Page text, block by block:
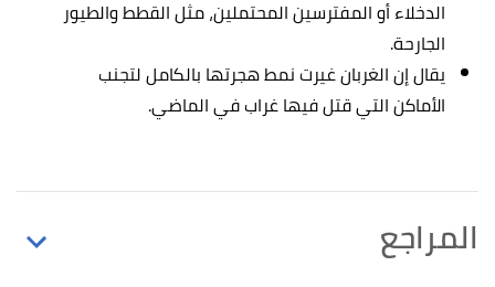
الدخلاء أو المفترسين المحتملين، مثل القطط والطيور
الجارحة.
يقال إن الغربان غيرت نمط هجرتها بالكامل لتجنب
الأماكن التي قتل فيها غراب في الماضي.
المراجع